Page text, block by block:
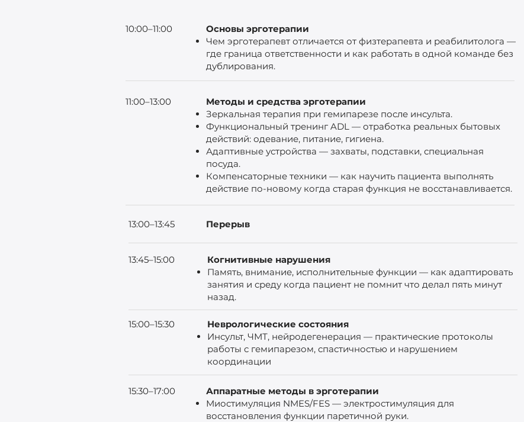
10:00–11:00
Основы эрготерапии
Чем эрготерапевт отличается от физтерапевта и реабилитолога —
где граница ответственности и как работать в одной команде без
дублирования.
11:00–13:00
Методы и средства эрготерапии
Зеркальная терапия при гемипарезе после инсульта.
Функциональный тренинг ADL — отработка реальных бытовых
действий: одевание, питание, гигиена.
Адаптивные устройства — захваты, подставки, специальная
посуда.
Компенсаторные техники — как научить пациента выполнять
действие по-новому когда старая функция не восстанавливается.
13:00–13:45 Перерыв
13:45–15:00
Когнитивные нарушения
Память, внимание, исполнительные функции — как адаптировать
занятия и среду когда пациент не помнит что делал пять минут
назад.
15:00–15:30
Неврологические состояния
Инсульт, ЧМТ, нейродегенерация — практические протоколы
работы с гемипарезом, спастичностью и нарушением
координации
15:30–17:00
Аппаратные методы в эрготерапии
Миостимуляция NMES/FES — электростимуляция для
восстановления функции паретичной руки.